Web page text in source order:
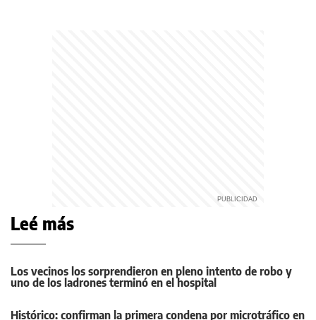
Leé más
Los vecinos los sorprendieron en pleno intento de robo y
uno de los ladrones terminó en el hospital
Histórico: confirman la primera condena por microtráfico en